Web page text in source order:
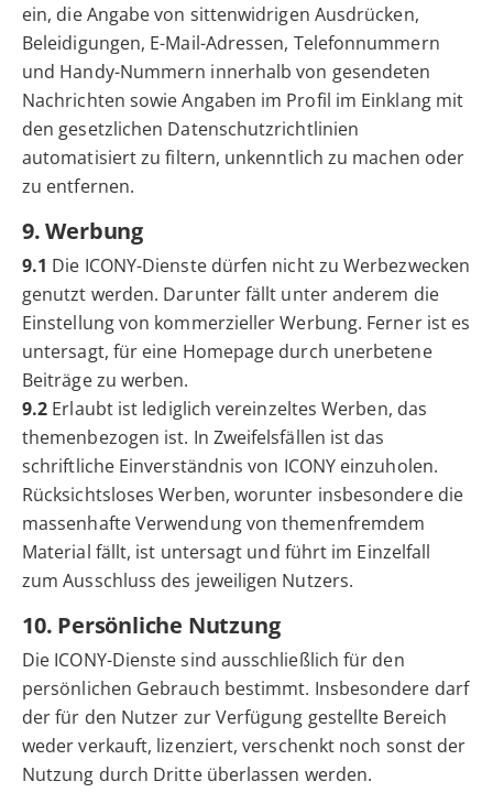
ein, die Angabe von sittenwidrigen Ausdrücken,
Beleidigungen, E-Mail-Adressen, Telefonnummern
und Handy-Nummern innerhalb von gesendeten
Nachrichten sowie Angaben im Profil im Einklang mit
den gesetzlichen Datenschutzrichtlinien
automatisiert zu filtern, unkenntlich zu machen oder
zu entfernen.
9. Werbung
9.1 Die ICONY-Dienste dürfen nicht zu Werbezwecken
genutzt werden. Darunter fällt unter anderem die
Einstellung von kommerzieller Werbung. Ferner ist es
untersagt, für eine Homepage durch unerbetene
Beiträge zu werben.
9.2 Erlaubt ist lediglich vereinzeltes Werben, das
themenbezogen ist. In Zweifelsfällen ist das
schriftliche Einverständnis von ICONY einzuholen.
Rücksichtsloses Werben, worunter insbesondere die
massenhafte Verwendung von themenfremdem
Material fällt, ist untersagt und führt im Einzelfall
zum Ausschluss des jeweiligen Nutzers.
10. Persönliche Nutzung
Die ICONY-Dienste sind ausschließlich für den
persönlichen Gebrauch bestimmt. Insbesondere darf
der für den Nutzer zur Verfügung gestellte Bereich
weder verkauft, lizenziert, verschenkt noch sonst der
Nutzung durch Dritte überlassen werden.